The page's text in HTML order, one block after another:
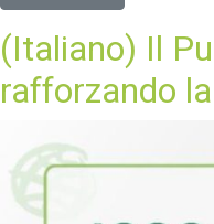
(Italiano) Il
rafforzando